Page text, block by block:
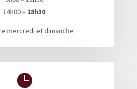
14h00 – 18h30
mercredi et dimanche
